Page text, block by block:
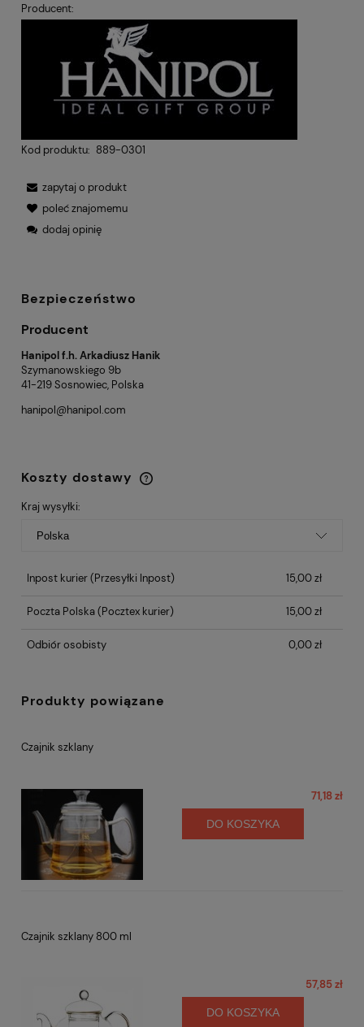
Producent:
Kod produktu: 889-0301
zapytaj o produkt
poleć znajomemu
dodaj opinię
Bezpieczeństwo
Producent
Hanipol f.h. Arkadiusz Hanik
Szymanowskiego 9b
41-219 Sosnowiec, Polska
hanipol@hanipol.com
Koszty dostawy
Cena nie zawiera ewentualnych kosztów
płatności
Kraj wysyłki:
Inpost kurier(Przesyłki Inpost) 15,00 zł
Poczta Polska(Pocztex kurier) 15,00 zł
Odbiór osobisty 0,00 zł
Produkty powiązane
Czajnik szklany
71,18 zł
DO KOSZYKA
Czajnik szklany 800 ml
57,85 zł
DO KOSZYKA